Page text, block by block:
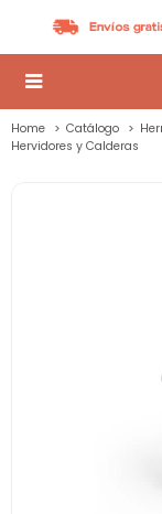

Home Catálogo
Hervidores y Calderas